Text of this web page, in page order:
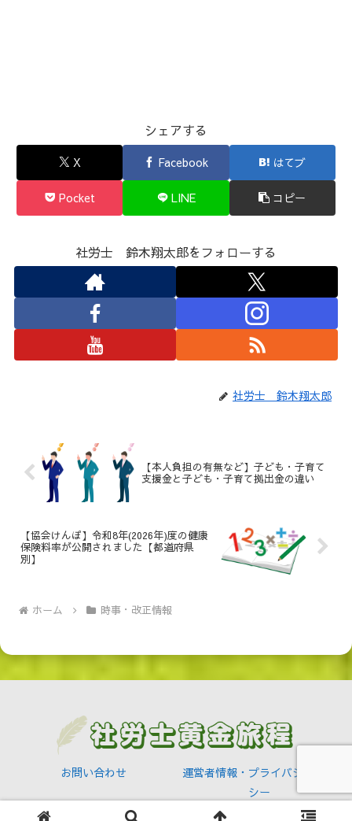
シェアする
X Facebook はてブ
Pocket LINE コピー
社労士 鈴木翔太郎をフォローする
社労士 鈴木翔太郎
【本人負担の有無など】子ども・子育て
支援金と子ども・子育て拠出金の違い
【協会けんぽ】令和8年(2026年)度の健康
保険料率が公開されました【都道府県
別】
ホーム 時事・改正情報
お問い合わせ
運営者情報・プライバシーポリ
シー